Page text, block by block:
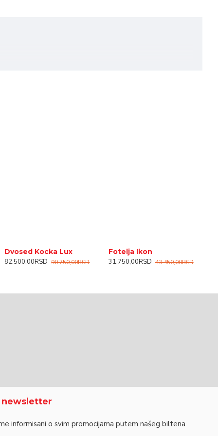
Laura
Toaletni sto Staša
17.750,00RSD
Dvosed Kocka Lux
82.500,00RSD 90.750,00RSD
Fotelja Ikon
31.750,00RSD 43.450,00RSD
newsletter
informisani o svim promocijama putem našeg biltena.